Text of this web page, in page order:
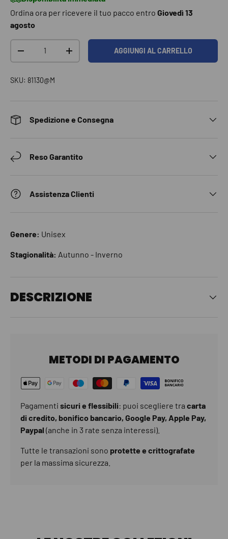
Ordina ora per ricevere il tuo pacco entro Giovedì 13
agosto
DIMINUIRE LA QUANTITÀAUMENTA LA QUANTITÀAGGIUNGI AL CARRELLO
SKU: 81130@M
Spedizione e Consegna
Reso Garantito
Assistenza Clienti
Genere: Unisex
Stagionalità: Autunno - Inverno
DESCRIZIONE
METODI DI PAGAMENTO
Pagamenti sicuri e flessibili: puoi scegliere tra carta
di credito, bonifico bancario, Google Pay, Apple Pay,
Paypal (anche in 3 rate senza interessi).
Tutte le transazioni sono protette e crittografate
per la massima sicurezza.